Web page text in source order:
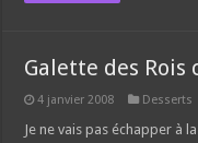
Galette des Rois
4 janvier 2008 Desserts
Je ne vais pas échapper à